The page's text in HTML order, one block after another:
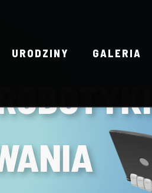
URODZINY GALERIA